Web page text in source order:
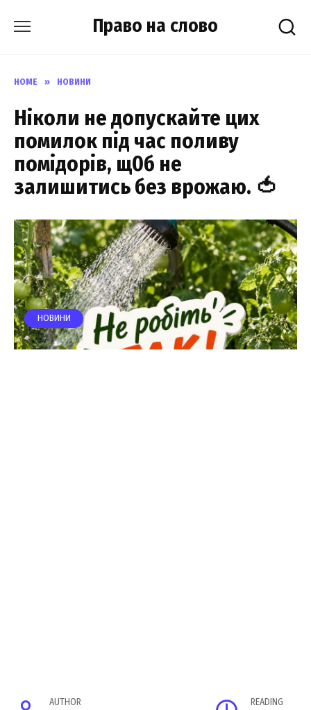
Право на слово
HOME » НОВИНИ
Ніколи не допускайте цих
помилок під час поливу
помідорів, щ0б не
залишитись без врожаю. 🍅
НОВИНИ
AUTHOR READING